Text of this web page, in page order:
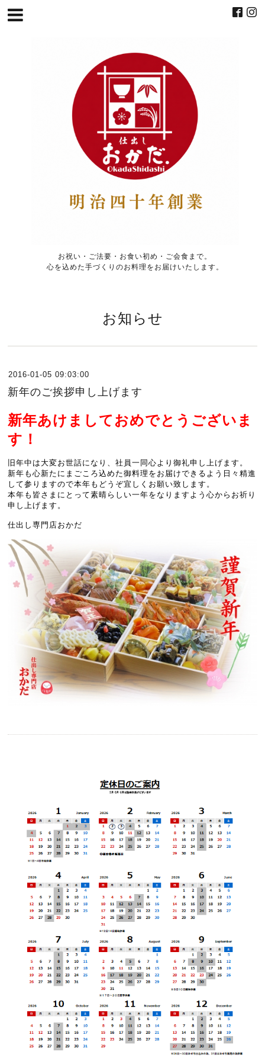
お祝い・ご法要・お食い初め・ご会食まで。
心を込めた手づくりのお料理をお届けいたします。
お知らせ
2016-01-05 09:03:00
新年のご挨拶申し上げます
新年あけましておめでとうございま
す！
旧年中は大変お世話になり、社員一同心より御礼申し上げます。
新年も心新たにまごころ込めた御料理をお届けできるよう日々精進
して参りますので本年もどうぞ宜しくお願い致します。
本年も皆さまにとって素晴らしい一年をなりますよう心からお祈り
申し上げます。
仕出し専門店おかだ